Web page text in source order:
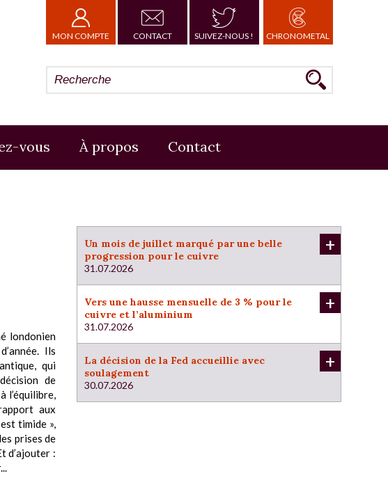
MON COMPTE CONTACT SUIVEZ-NOUS ! CHRONOMETAL
vous À propos Contact
londonien
Ils
qui
de
l’équilibre,
aux
timide »,
prises de
d’ajouter :
Un mois de juillet marqué par une belle
progression pour le cuivre
31.07.2026
+
Vers une hausse mensuelle de 3 % pour le
cuivre et l’aluminium
31.07.2026
+
La décision de la Fed accueillie avec
soulagement
30.07.2026
+